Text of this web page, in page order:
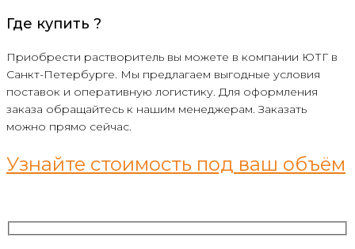
Где купить ?
Приобрести растворитель вы можете в компании ЮТГ в
Санкт-Петербурге. Мы предлагаем выгодные условия
поставок и оперативную логистику. Для оформления
заказа обращайтесь к нашим менеджерам. Заказать
можно прямо сейчас.
Узнайте стоимость под ваш объём